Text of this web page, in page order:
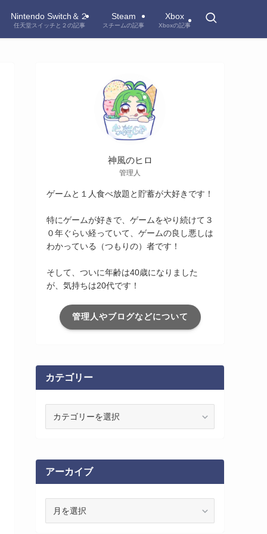
Nintendo Switch＆２
任天堂スイッチと２の記事
Steam
スチームの記事
Xbox
Xboxの記事
神風のヒロ
管理人
ゲームと１人食べ放題と貯蓄が大好きです！
特にゲームが好きで、ゲームをやり続けて３
０年ぐらい経っていて、ゲームの良し悪しは
わかっている（つもりの）者です！
そして、ついに年齢は40歳になりました
が、気持ちは20代です！
管理人やブログなどについて
カテゴリー
ー
アーカイブ